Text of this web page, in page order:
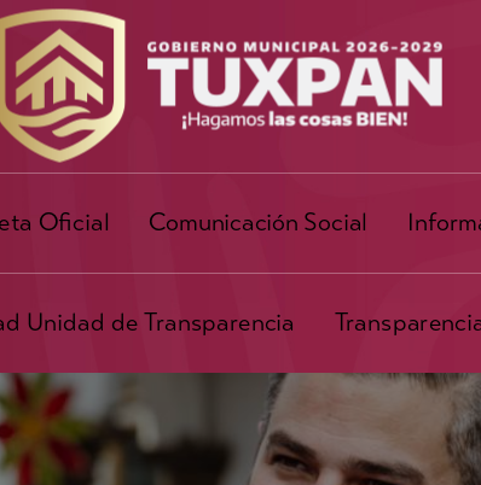
Oficial Comunicación Social
Unidad de Transparencia